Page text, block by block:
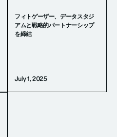
フィトゲーザー、データスタジ
アムと戦略的パートナーシップ
を締結
July 1, 2025